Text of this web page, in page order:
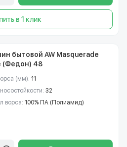
в 1 клик
бытовой AW Masquerade
(Федон) 48
(мм): 11
32
ворса: 100% ПА (Полиамид)